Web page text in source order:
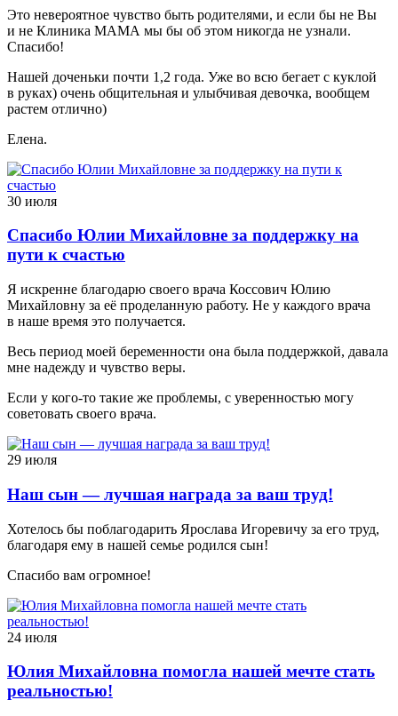
Это невероятное чувство быть родителями, и если бы не Вы
и не Клиника МАМА мы бы об этом никогда не узнали.
Спасибо!
Нашей доченьки почти 1,2 года. Уже во всю бегает с куклой
в руках) очень общительная и улыбчивая девочка, вообщем
растем отлично)
Елена.
30 июля
Спасибо Юлии Михайловне за поддержку на
пути к счастью
Я искренне благодарю своего врача Коссович Юлию
Михайловну за её проделанную работу. Не у каждого врача
в наше время это получается.
Весь период моей беременности она была поддержкой, давала
мне надежду и чувство веры.
Если у кого-то такие же проблемы, с уверенностью могу
советовать своего врача.
29 июля
Наш сын — лучшая награда за ваш труд!
Хотелось бы поблагодарить Ярослава Игоревичу за его труд,
благодаря ему в нашей семье родился сын!
Спасибо вам огромное!
24 июля
Юлия Михайловна помогла нашей мечте стать
реальностью!